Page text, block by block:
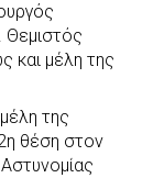
Θεμιστός
και μέλη της
της
θέση στον